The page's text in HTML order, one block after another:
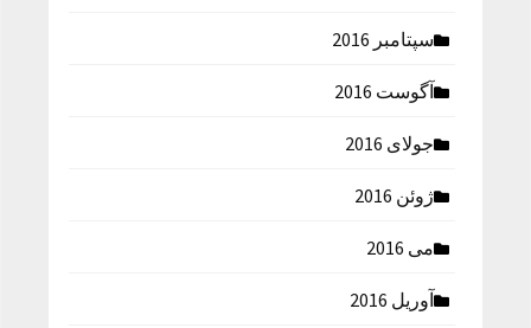
سپتامبر 2016
آگوست 2016
جولای 2016
ژوئن 2016
می 2016
آوریل 2016